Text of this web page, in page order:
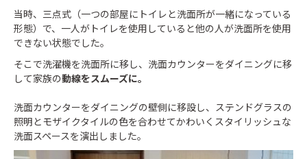
当時、三点式（一つの部屋にトイレと洗面所が一緒になっている
形態）で、一人がトイレを使用していると他の人が洗面所を使用
できない状態でした。
そこで洗濯機を洗面所に移し、洗面カウンターをダイニングに移
して家族の動線をスムーズに。
洗面カウンターをダイニングの壁側に移設し、ステンドグラスの
照明とモザイクタイルの色を合わせてかわいくスタイリッシュな
洗面スペースを演出しました。